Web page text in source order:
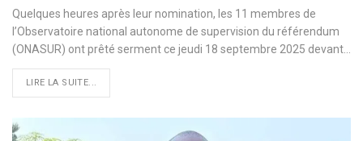
Quelques heures après leur nomination, les 11 membres de
l’Observatoire national autonome de supervision du référendum
(ONASUR) ont prêté serment ce jeudi 18 septembre 2025 devant…
LIRE LA SUITE...